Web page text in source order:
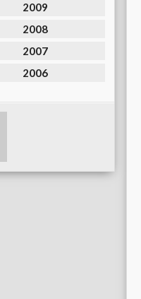
2009
2008
2007
2006